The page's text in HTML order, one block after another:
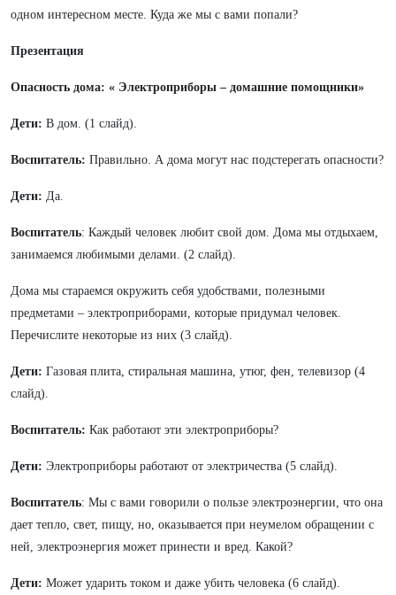
одном интересном месте. Куда же мы с вами попали?
Презентация
Опасность дома: « Электроприборы – домашние помощники»
Дети: В дом. (1 слайд).
Воспитатель: Правильно. А дома могут нас подстерегать опасности?
Дети: Да.
Воспитатель: Каждый человек любит свой дом. Дома мы отдыхаем,
занимаемся любимыми делами. (2 слайд).
Дома мы стараемся окружить себя удобствами, полезными
предметами – электроприборами, которые придумал человек.
Перечислите некоторые из них (3 слайд).
Дети: Газовая плита, стиральная машина, утюг, фен, телевизор (4
слайд).
Воспитатель: Как работают эти электроприборы?
Дети: Электроприборы работают от электричества (5 слайд).
Воспитатель: Мы с вами говорили о пользе электроэнергии, что она
дает тепло, свет, пищу, но, оказывается при неумелом обращении с
ней, электроэнергия может принести и вред. Какой?
Дети: Может ударить током и даже убить человека (6 слайд).